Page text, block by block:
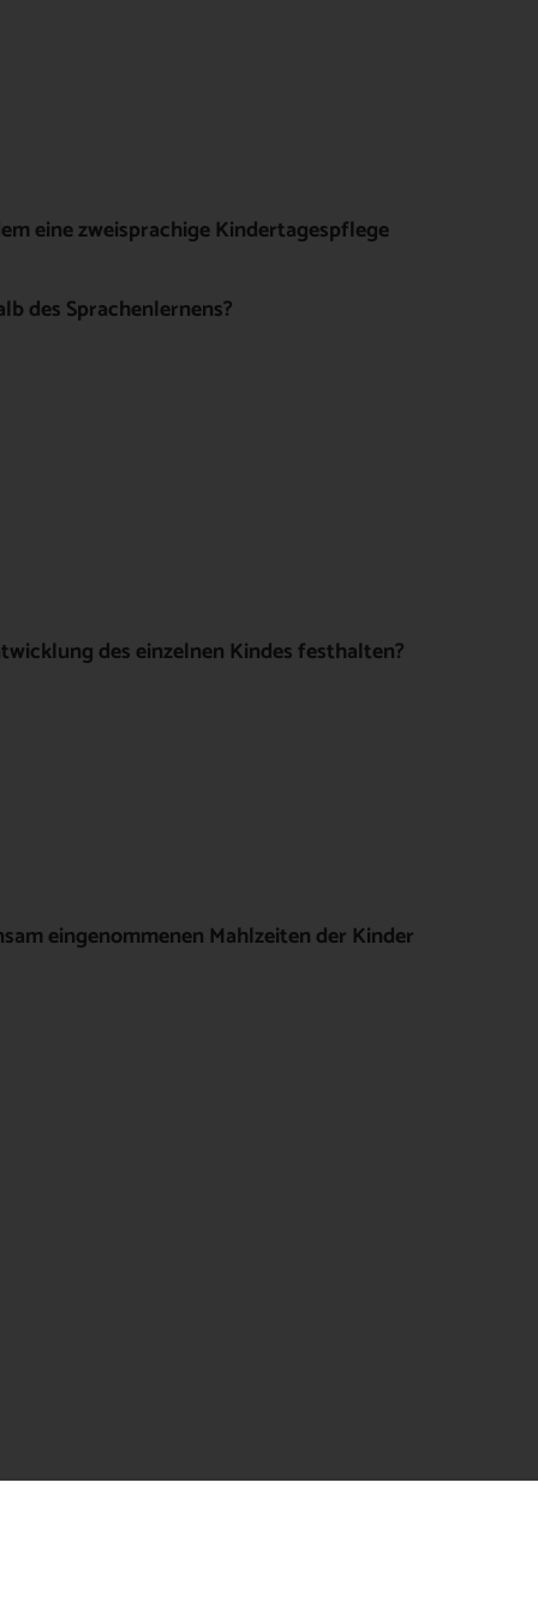
eine zweisprachige Kindertagespflege
des Sprachenlernens?
des einzelnen Kindes festhalten?
eingenommenen Mahlzeiten der Kinder